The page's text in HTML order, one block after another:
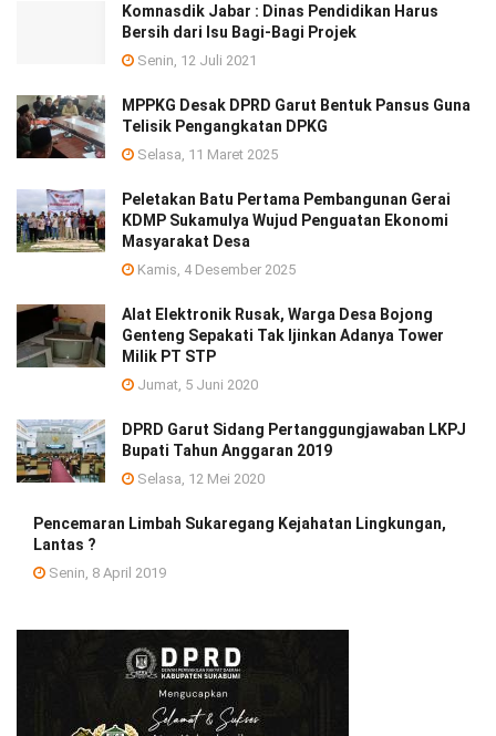
Komnasdik Jabar : Dinas Pendidikan Harus
Bersih dari Isu Bagi-Bagi Projek
Senin, 12 Juli 2021
MPPKG Desak DPRD Garut Bentuk Pansus Guna
Telisik Pengangkatan DPKG
Selasa, 11 Maret 2025
Peletakan Batu Pertama Pembangunan Gerai
KDMP Sukamulya Wujud Penguatan Ekonomi
Masyarakat Desa
Kamis, 4 Desember 2025
Alat Elektronik Rusak, Warga Desa Bojong
Genteng Sepakati Tak Ijinkan Adanya Tower
Milik PT STP
Jumat, 5 Juni 2020
DPRD Garut Sidang Pertanggungjawaban LKPJ
Bupati Tahun Anggaran 2019
Selasa, 12 Mei 2020
Pencemaran Limbah Sukaregang Kejahatan Lingkungan,
Lantas ?
Senin, 8 April 2019